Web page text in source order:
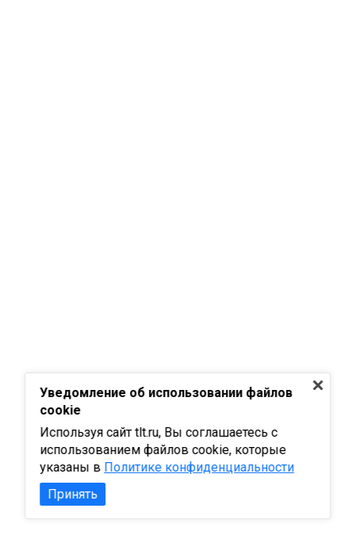
Уведомление об использовании файлов
cookie
Используя сайт tlt.ru, Вы соглашаетесь с
использованием файлов cookie, которые
указаны в Политике конфиденциальности
Принять